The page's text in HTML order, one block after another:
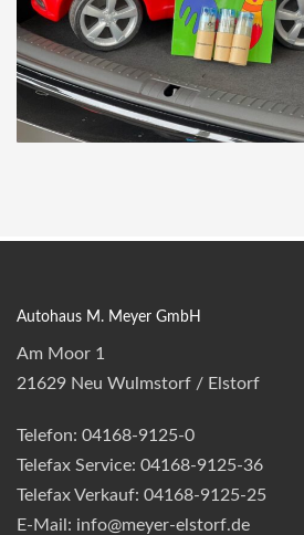
Autohaus M. Meyer GmbH
Am Moor 1
21629 Neu Wulmstorf / Elstorf
Telefon: 04168-9125-0
Telefax Service: 04168-9125-36
Telefax Verkauf: 04168-9125-25
E-Mail: info@meyer-elstorf.de